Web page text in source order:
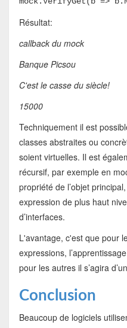
Résultat:
callback du mock
Banque Picsou
C'est le casse du siècle!
15000
Techniquement il est
classes abstraites ou
soient virtuelles. Il est
récursif, par exemple en
propriété de l’objet
expression de plus haut
d’interfaces.
L'avantage, c'est que pour
expressions,
pour les autres il s’agira
Conclusion
Beaucoup de logiciels